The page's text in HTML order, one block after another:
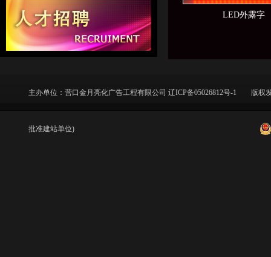
花树灯系列
塑花灯
电源
LED外露字
主办单位： 营口金月亮化广告工程有限公司 辽ICP备05026812号-1 版权发
批准建站单位)